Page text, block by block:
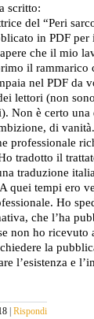
scritto:
del “Peri
in PDF
che il mio
il rammarico
nel PDF da
lettori (non
Non è certo
di
professionale
tradotto il
traduzione
quei tempi ero
Ho
che l’ha
non ho ricevuto
la
l’esistenza e
Rispondi